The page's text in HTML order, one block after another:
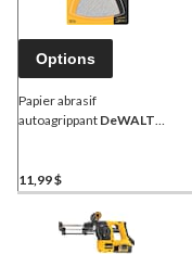
Options
Papier abrasif
autoagrippant DeWALT
paq. 12
11,99 $